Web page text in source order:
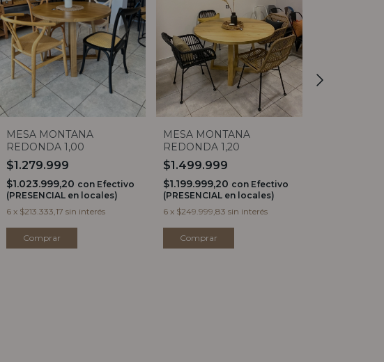
MESA MONTANA
REDONDA 1,00
$1.279.999
$1.023.999,20 con Efectivo
(PRESENCIAL en locales)
6 x $213.333,17 sin interés
MESA MONTANA
REDONDA 1,20
$1.499.999
$1.199.999,20 con Efectivo
(PRESENCIAL en locales)
6 x $249.999,83 sin interés